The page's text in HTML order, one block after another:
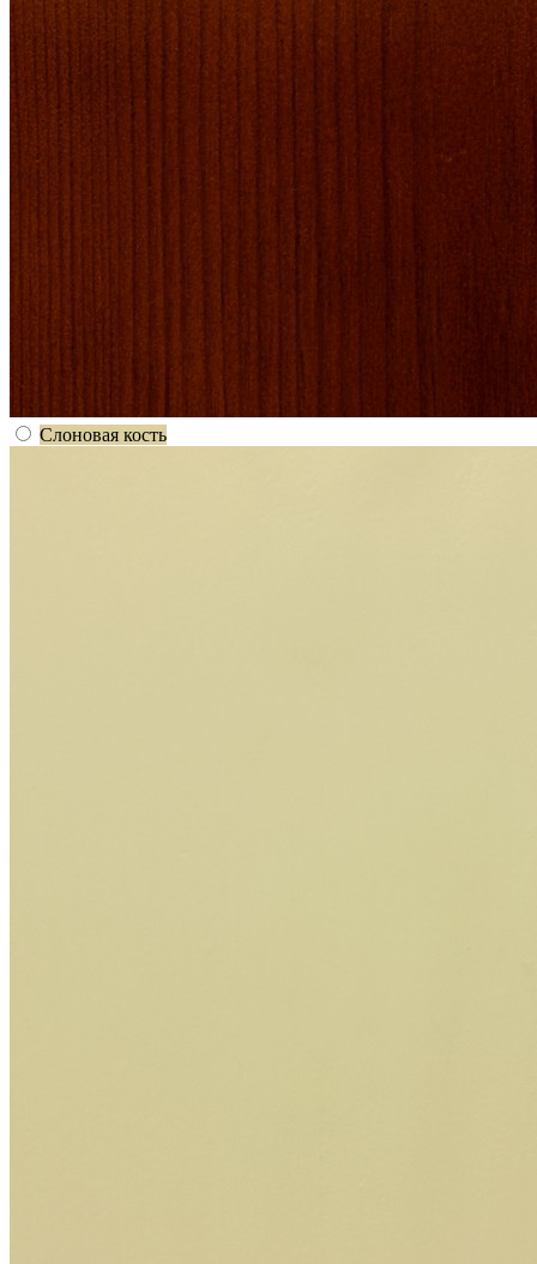
Слоновая кость